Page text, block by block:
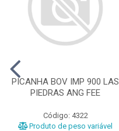
PICANHA BOV IMP 900 LAS
PIEDRAS ANG FEE
Código: 4322
Produto de peso variável